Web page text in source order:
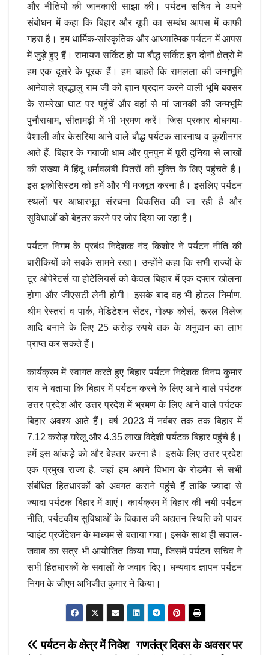
और नीतियों की जानकारी साझा की। पर्यटन सचिव ने अपने
संबोधन में कहा कि बिहार और यूपी का सम्बंध आपस में काफी
गहरा है। हम धार्मिक-सांस्कृतिक और आध्यात्मिक पर्यटन में आपस
में जुड़े हुए हैं। रामायण सर्किट हो या बौद्ध सर्किट इन दोनों क्षेत्रों में
हम एक दूसरे के पूरक हैं। हम चाहते कि रामलला की जन्मभूमि
आनेवाले श्रद्धालु राम जी को ज्ञान प्रदान करने वाली भूमि बक्सर
के रामरेखा घाट पर पहुंचें और वहां से मां जानकी की जन्मभूमि
पुनौराधाम, सीतामढ़ी में भी भ्रमण करें। जिस प्रकार बोधगया-
वैशाली और केसरिया आने वाले बौद्ध पर्यटक सारनाथ व कुशीनगर
आते हैं, बिहार के गयाजी धाम और पुनपुन में पूरी दुनिया से लाखों
की संख्या में हिंदू धर्मावलंबी पितरों की मुक्ति के लिए पहुंचते हैं।
इस इकोसिस्टम को हमें और भी मजबूत करना है। इसलिए पर्यटन
स्थलों पर आधारभूत संरचना विकसित की जा रही है और
सुविधाओं को बेहतर करने पर जोर दिया जा रहा है।
पर्यटन निगम के प्रबंध निदेशक नंद किशोर ने पर्यटन नीति की
बारीकियों को सबके सामने रखा। उन्होंने कहा कि सभी राज्यों के
टूर ओपेरेटर्स या होटेलियर्स को केवल बिहार में एक दफ्तर खोलना
होगा और जीएसटी लेनी होगी। इसके बाद वह भी होटल निर्माण,
थीम रेस्तरां व पार्क, मेडिटेशन सेंटर, गोल्फ कोर्स, रूरल विलेज
आदि बनाने के लिए 25 करोड़ रुपये तक के अनुदान का लाभ
प्राप्त कर सकते हैं।
कार्यक्रम में स्वागत करते हुए बिहार पर्यटन निदेशक विनय कुमार
राय ने बताया कि बिहार में पर्यटन करने के लिए आने वाले पर्यटक
उत्तर प्रदेश और उत्तर प्रदेश में भ्रमण के लिए आने वाले पर्यटक
बिहार अवश्य आते हैं। वर्ष 2023 में नवंबर तक तक बिहार में
7.12 करोड़ घरेलू और 4.35 लाख विदेशी पर्यटक बिहार पहुंचे हैं।
हमें इस आंकड़े को और बेहतर करना है। इसके लिए उत्तर प्रदेश
एक प्रमुख राज्य है, जहां हम अपने विभाग के रोडमैप से सभी
संबंधित हितधारकों को अवगत कराने पहुंचे हैं ताकि ज्यादा से
ज्यादा पर्यटक बिहार में आएं। कार्यक्रम में बिहार की नयी पर्यटन
नीति, पर्यटकीय सुविधाओं के विकास की अद्यतन स्थिति को पावर
प्वाइंट प्रजेंटेशन के माध्यम से बताया गया। इसके साथ ही सवाल-
जवाब का सत्र भी आयोजित किया गया, जिसमें पर्यटन सचिव ने
सभी हितधारकों के सवालों के जवाब दिए। धन्यवाद ज्ञापन पर्यटन
निगम के जीएम अभिजीत कुमार ने किया।
Post गणतंत्र दिवस के अवसर पर
पर्यटन के क्षेत्र में निवेश